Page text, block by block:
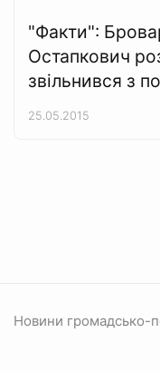
"Факти":
Остапкович
звільнився з
25.05.2015
Новини громадсько-